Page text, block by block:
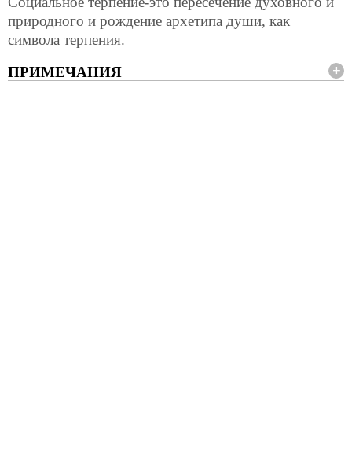
природного и рождение архетипа души, как
символа терпения.
ПРИМЕЧАНИЯ